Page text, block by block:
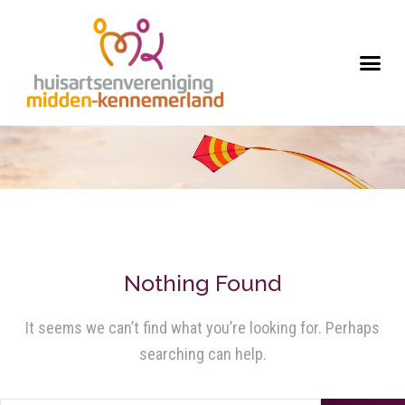
Nothing Found
It seems we can’t find what you’re looking for. Perhaps
searching can help.